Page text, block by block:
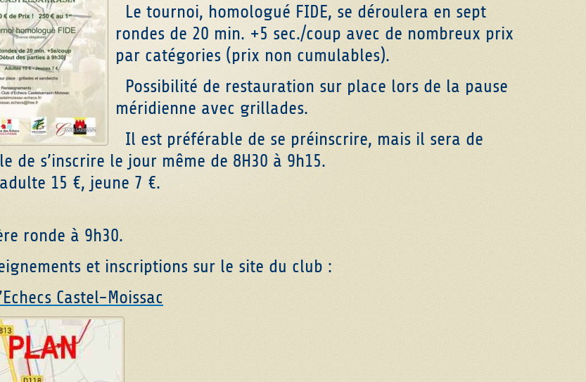
Le tournoi, homologué FIDE, se déroulera en sept
rondes de 20 min. +5 sec./coup avec de nombreux prix
par catégories (prix non cumulables).
Possibilité de restauration sur place lors de la pause
méridienne avec grillades.
Il est préférable de se préinscrire, mais il sera de
de s’inscrire le jour même de 8H30 à 9h15.
15 €, jeune 7 €.
ronde à 9h30.
et inscriptions sur le site du club :
Castel-Moissac